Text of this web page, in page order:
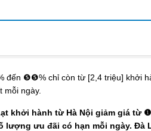
đến ❺❺% chỉ còn từ [2,4 triệu] khởi
mỗi ngày.
khởi hành từ Hà Nội giảm giá từ
lượng ưu đãi có hạn mỗi ngày. Đà